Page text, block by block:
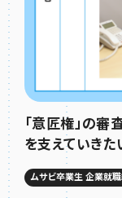
「意匠権」の審
を支えていきた
ムサビ卒業生 企業就